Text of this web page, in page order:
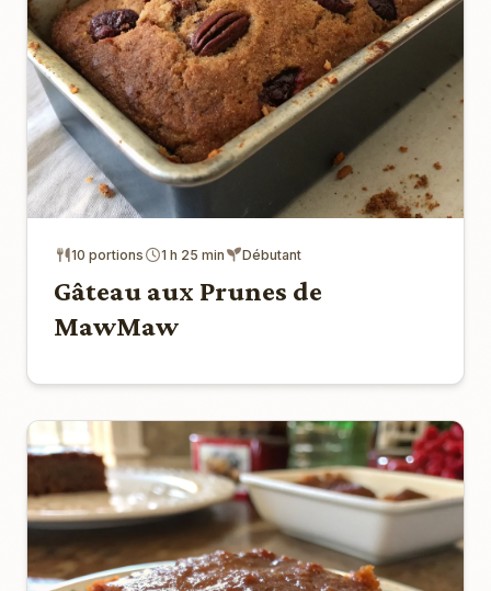
10 portions 1 h 25 min Débutant
Gâteau aux Prunes de
MawMaw